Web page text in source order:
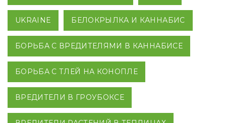
UKRAINE БЕЛОКРЫЛКА И КАННАБИС
БОРЬБА С ВРЕДИТЕЛЯМИ В КАННАБИСЕ
БОРЬБА С ТЛЕЙ НА КОНОПЛЕ
ВРЕДИТЕЛИ В ГРОУБОКСЕ